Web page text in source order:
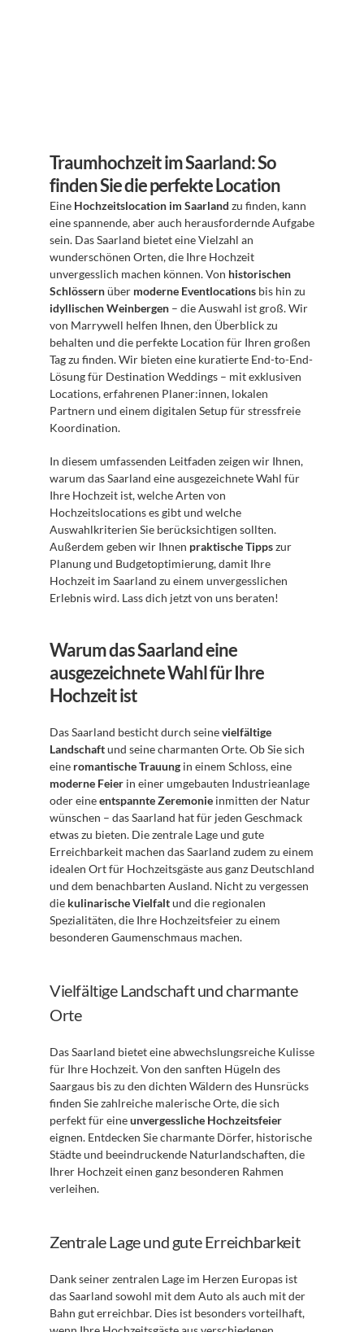
Traumhochzeit im Saarland: So
finden Sie die perfekte Location
Eine Hochzeitslocation im Saarland zu finden, kann
eine spannende, aber auch herausfordernde Aufgabe
sein. Das Saarland bietet eine Vielzahl an
wunderschönen Orten, die Ihre Hochzeit
unvergesslich machen können. Von historischen
Schlössern über moderne Eventlocations
idyllischen Weinbergen – die Auswahl ist groß. Wir
von Marrywell helfen Ihnen, den Überblick zu
behalten und die perfekte Location für Ihren großen
Tag zu finden. Wir bieten eine kuratierte End-to-End-
Lösung für Destination Weddings – mit exklusiven
Locations, erfahrenen Planer:innen, lokalen
Partnern und einem digitalen Setup für stressfreie
Koordination.
In diesem umfassenden Leitfaden zeigen wir Ihnen,
warum das Saarland eine ausgezeichnete Wahl für
Ihre Hochzeit ist, welche Arten von
Hochzeitslocations es gibt und welche
Auswahlkriterien Sie berücksichtigen sollten.
Außerdem geben wir Ihnen praktische Tipps zur
Planung und Budgetoptimierung, damit Ihre
Hochzeit im Saarland zu einem unvergesslichen
Erlebnis wird. Lass dich jetzt von uns beraten!
Warum das Saarland eine
ausgezeichnete Wahl für Ihre
Hochzeit ist
Das Saarland besticht durch seine vielfältige
Landschaft und seine charmanten Orte. Ob Sie sich
eine romantische Trauung
moderne Feier in einer umgebauten Industrieanlage
oder eine entspannte Zeremonie inmitten der Natur
wünschen – das Saarland hat für jeden Geschmack
etwas zu bieten. Die zentrale Lage und gute
Erreichbarkeit machen das Saarland zudem zu einem
idealen Ort für Hochzeitsgäste aus ganz Deutschland
und dem benachbarten Ausland. Nicht zu vergessen
die kulinarische Vielfalt und die regionalen
Spezialitäten, die Ihre Hochzeitsfeier zu einem
besonderen Gaumenschmaus machen.
Vielfältige Landschaft und charmante
Orte
Das Saarland bietet eine abwechslungsreiche Kulisse
für Ihre Hochzeit. Von den sanften Hügeln des
Saargaus bis zu den dichten Wäldern des Hunsrücks
finden Sie zahlreiche malerische Orte, die sich
perfekt für eine unvergessliche Hochzeitsfeier
eignen. Entdecken Sie charmante Dörfer, historische
Städte und beeindruckende Naturlandschaften, die
Ihrer Hochzeit einen ganz besonderen Rahmen
verleihen.
Zentrale Lage und gute Erreichbarkeit
Dank seiner zentralen Lage im Herzen Europas ist
das Saarland sowohl mit dem Auto als auch mit der
Bahn gut erreichbar. Dies ist besonders vorteilhaft,